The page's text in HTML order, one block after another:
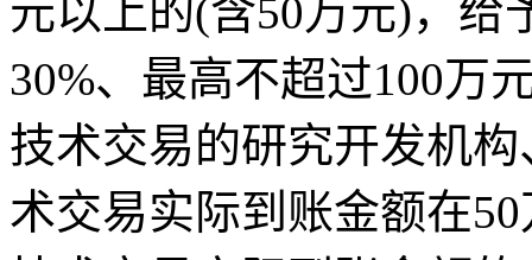
元以上的(含50万元)，给
30%、最高不超过100万
技术交易的研究开发机
术交易实际到账金额在